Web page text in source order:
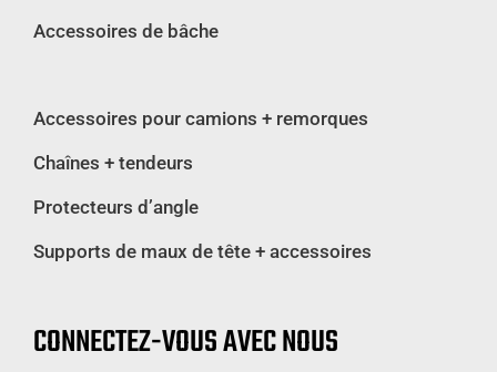
Accessoires de bâche
Accessoires pour camions + remorques
Chaînes + tendeurs
Protecteurs d’angle
Supports de maux de tête + accessoires
CONNECTEZ-VOUS AVEC NOUS